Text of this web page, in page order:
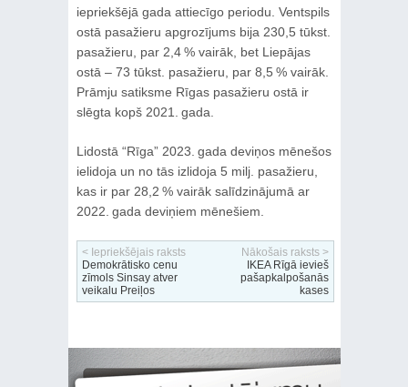
iepriekšējā gada attiecīgo periodu. Ventspils
ostā pasažieru apgrozījums bija 230,5 tūkst.
pasažieru, par 2,4 % vairāk, bet Liepājas
ostā – 73 tūkst. pasažieru, par 8,5 % vairāk.
Prāmju satiksme Rīgas pasažieru ostā ir
slēgta kopš 2021. gada.
Lidostā “Rīga” 2023. gada deviņos mēnešos
ielidoja un no tās izlidoja 5 milj. pasažieru,
kas ir par 28,2 % vairāk salīdzinājumā ar
2022. gada deviņiem mēnešiem.
< Iepriekšējais raksts
Demokrātisko cenu
zīmols Sinsay atver
veikalu Preiļos
Nākošais raksts >
IKEA Rīgā ievieš
pašapkalpošanās
kases